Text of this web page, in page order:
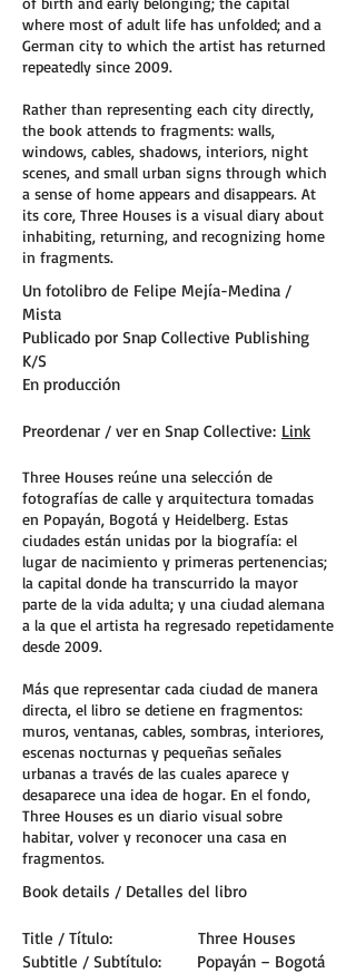
where most of adult life has unfolded; and a
German city to which the artist has returned
repeatedly since 2009.
Rather than representing each city directly,
the book attends to fragments: walls,
windows, cables, shadows, interiors, night
scenes, and small urban signs through which
a sense of home appears and disappears. At
its core, Three Houses is a visual diary about
inhabiting, returning, and recognizing home
in fragments.
Un fotolibro de Felipe Mejía-Medina /
Mista
Publicado por Snap Collective Publishing
K/S
En producción
Preordenar / ver en Snap Collective: Link
Three Houses reúne una selección de
fotografías de calle y arquitectura tomadas
en Popayán, Bogotá y Heidelberg. Estas
ciudades están unidas por la biografía: el
lugar de nacimiento y primeras pertenencias;
la capital donde ha transcurrido la mayor
parte de la vida adulta; y una ciudad alemana
a la que el artista ha regresado repetidamente
desde 2009.
Más que representar cada ciudad de manera
directa, el libro se detiene en fragmentos:
muros, ventanas, cables, sombras, interiores,
escenas nocturnas y pequeñas señales
urbanas a través de las cuales aparece y
desaparece una idea de hogar. En el fondo,
Three Houses es un diario visual sobre
habitar, volver y reconocer una casa en
fragmentos.
Book details / Detalles del libro
Title / Título: Three Houses
Subtitle / Subtítulo: Popayán – Bogotá